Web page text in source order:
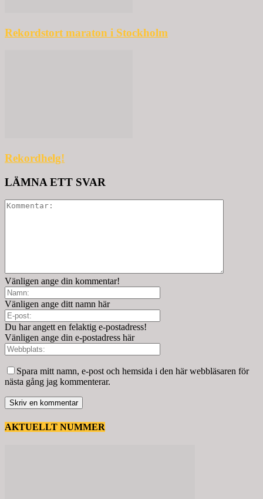
Rekordstort maraton i Stockholm
Rekordhelg!
LÄMNA ETT SVAR
Vänligen ange din kommentar!
Vänligen ange ditt namn här
Du har angett en felaktig e-postadress!
Vänligen ange din e-postadress här
Spara mitt namn, e-post och hemsida i den här webbläsaren för
nästa gång jag kommenterar.
AKTUELLT NUMMER